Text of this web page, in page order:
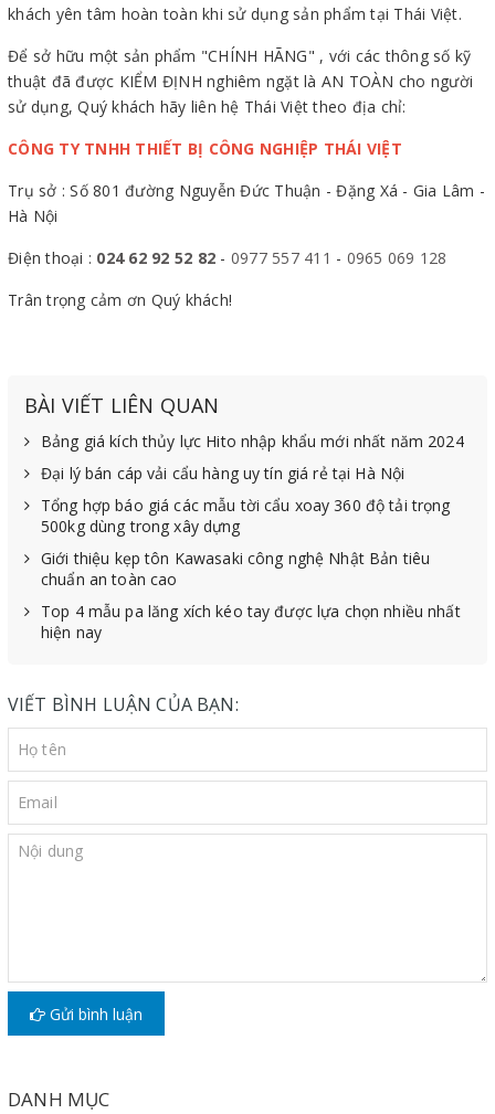
khách yên tâm hoàn toàn khi sử dụng sản phẩm tại Thái Việt.
Để sở hữu một sản phẩm "CHÍNH HÃNG" , với các thông số kỹ
thuật đã được KIỂM ĐỊNH nghiêm ngặt là AN TOÀN cho người
sử dụng, Quý khách hãy liên hệ Thái Việt theo địa chỉ:
CÔNG TY TNHH THIẾT BỊ CÔNG NGHIỆP THÁI VIỆT
Trụ sở : Số 801 đường Nguyễn Đức Thuận - Đặng Xá - Gia Lâm -
Hà Nội
Điện thoại : 024 62 92 52 82 - 0977 557 411 - 0965 069 128
Trân trọng cảm ơn Quý khách!
BÀI VIẾT LIÊN QUAN
Bảng giá kích thủy lực Hito nhập khẩu mới nhất năm 2024
Đại lý bán cáp vải cẩu hàng uy tín giá rẻ tại Hà Nội
Tổng hợp báo giá các mẫu tời cẩu xoay 360 độ tải trọng
500kg dùng trong xây dựng
Giới thiệu kẹp tôn Kawasaki công nghệ Nhật Bản tiêu
chuẩn an toàn cao
Top 4 mẫu pa lăng xích kéo tay được lựa chọn nhiều nhất
hiện nay
VIẾT BÌNH LUẬN CỦA BẠN:
Gửi bình luận
DANH MỤC